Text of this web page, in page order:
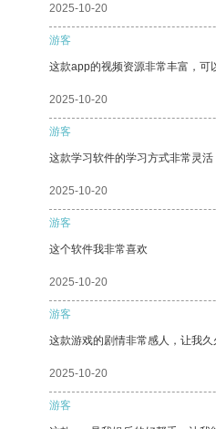
2025-10-20
游客
这款app的视频资源非常丰富，可
2025-10-20
游客
这款学习软件的学习方式非常灵
2025-10-20
游客
这个软件我非常喜欢
2025-10-20
游客
这款游戏的剧情非常感人，让我久
2025-10-20
游客